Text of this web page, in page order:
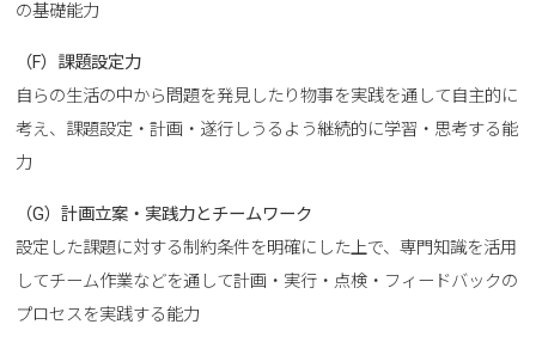
の基礎能力
（F）課題設定力
自らの生活の中から問題を発見したり物事を実践を通して自主的に
考え、課題設定・計画・遂行しうるよう継続的に学習・思考する能
力
（G）計画立案・実践力とチームワーク
設定した課題に対する制約条件を明確にした上で、専門知識を活用
してチーム作業などを通して計画・実行・点検・フィードバックの
プロセスを実践する能力